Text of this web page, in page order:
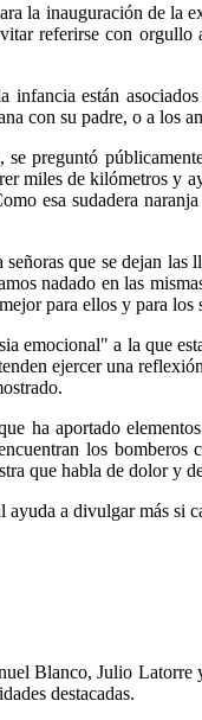
la inauguración de la
referirse con
están
con su padre, o a los
preguntó
de kilómetros y
esa sudadera
que se dejan
nadado en las
para ellos y para los
a la que
ejercer una
ha aportado
los bomberos
que habla de dolor y
a divulgar más si
Blanco, Julio
destacadas.